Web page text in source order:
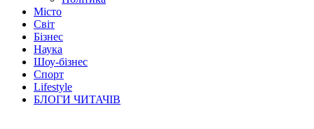
Місто
Світ
Бізнес
Наука
Шоу-бізнес
Спорт
Lifestyle
БЛОГИ ЧИТАЧІВ